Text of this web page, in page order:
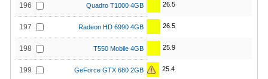
196 Quadro T1000 4GB 26.5
197 Radeon HD 6990 4GB 26.5
198 T550 Mobile 4GB 25.9
199 GeForce GTX 680 2GB 25.4